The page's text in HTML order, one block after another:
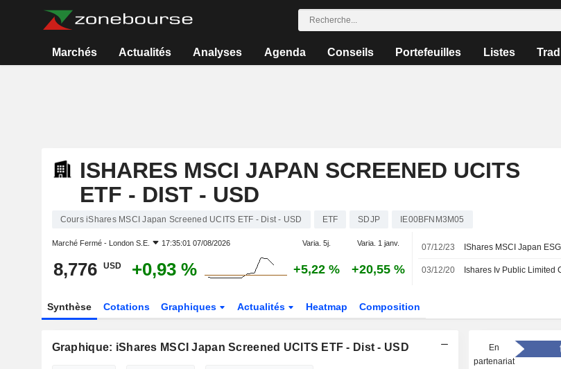
Marchés Actualités Analyses Agenda Conseils Portefeuilles Listes
ISHARES MSCI JAPAN SCREENED UCITS
ETF - DIST - USD
Cours iShares MSCI Japan Screened UCITS ETF - Dist - USD ETF SDJP IE00BFNM3M05
Marché Fermé - London S.E. 17:35:01 07/08/2026 Varia. 5j. Varia. 1 janv.
8,776 USD +0,93 % +5,22 % +20,55 %
07/12/23
03/12/20
Synthèse Cotations Graphiques Actualités Heatmap Composition
Graphique: iShares MSCI Japan Screened UCITS ETF - Dist - USD
En
partenariat